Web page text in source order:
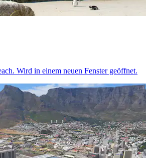
Wird in einem neuen Fenster geöffnet.